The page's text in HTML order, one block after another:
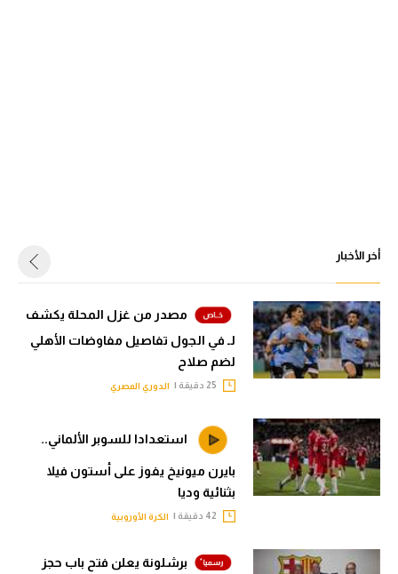
أخر الأخبار
مصدر من غزل المحلة يكشف
لـ في الجول تفاصيل مفاوضات الأهلي
لضم صلاح
الدوري المصري
استعدادا للسوبر الألماني..
بايرن ميونيخ يفوز على أستون فيلا
بثنائية وديا
الكرة الأوروبية
برشلونة يعلن فتح باب حجز